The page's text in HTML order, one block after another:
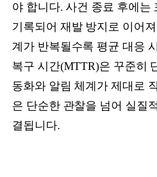
야 합니다. 사건 종료 후에는
기록되어 재발 방지로 이어
계가 반복될수록 평균 대응
복구 시간(MTTR)은 꾸준히
동화와 알림 체계가 제대로
은 단순한 관찰을 넘어 실질
결됩니다.